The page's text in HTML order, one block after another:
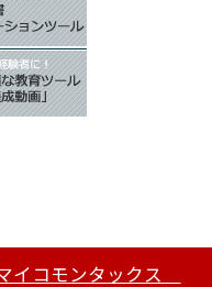
イコモンタックス